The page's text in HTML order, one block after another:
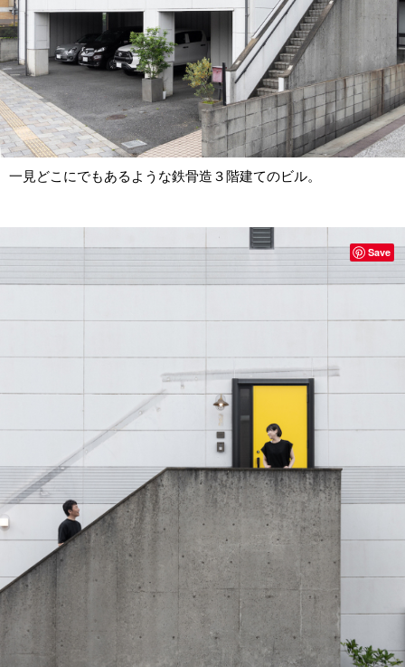
一見どこにでもあるような鉄骨造３階建てのビル。
Save